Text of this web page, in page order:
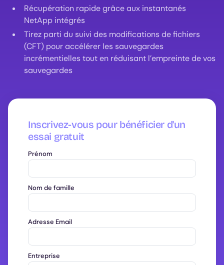
Récupération rapide grâce aux instantanés
NetApp intégrés
Tirez parti du suivi des modifications de fichiers
(CFT) pour accélérer les sauvegardes
incrémentielles tout en réduisant l’empreinte de vos
sauvegardes
Inscrivez-vous pour bénéficier d'un
essai gratuit
Prénom
Nom de famille
Adresse Email
Entreprise